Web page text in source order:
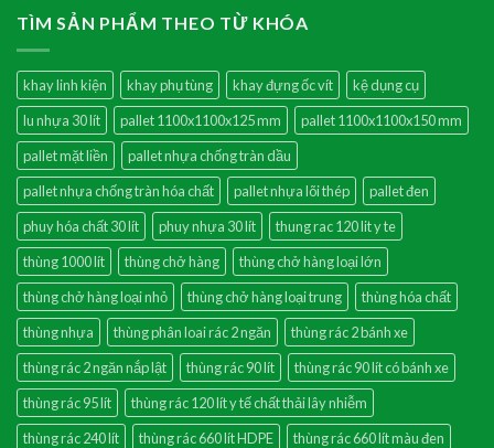
TÌM SẢN PHẨM THEO TỪ KHÓA
khay linh kiện khay phụ tùng khay đựng ốc vít
kệ dụng cụ
lu nhựa 30 lít
pallet 1100x1100x125 mm
pallet 1100x1100x150 mm
pallet mặt liền
pallet nhựa chống tràn dầu
pallet nhựa chống tràn hóa chất
pallet nhựa lõi thép
pallet đen
phuy hóa chất 30 lít
phuy nhựa 30 lít
thung rac 120 lit y te
thùng 1000 lít
thùng chở hàng
thùng chở hàng loại lớn
thùng chở hàng loại nhỏ
thùng chở hàng loại trung
thùng hóa chất
thùng nhựa
thùng phân loai rác 2 ngăn
thùng rác 2 bánh xe
thùng rác 2 ngăn nắp lật
thùng rác 90 lít
thùng rác 90 lít có bánh xe
thùng rác 95 lít
thùng rác 120 lít y tế chất thải lây nhiễm
thùng rác 240 lít
thùng rác 660 lít HDPE
thùng rác 660 lít màu đen